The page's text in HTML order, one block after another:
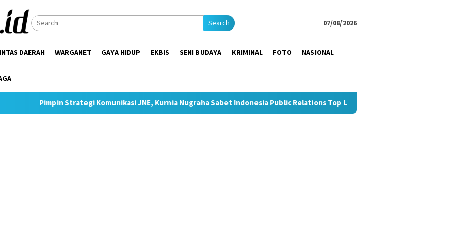
Search 07/08/2026
DAERAH WARGANET GAYA HIDUP EKBIS SENI BUDAYA KRIMINAL FOTO NASIONAL
Komunikasi JNE, Kurnia Nugraha Sabet Indonesia Public Relations Top Leader 2026